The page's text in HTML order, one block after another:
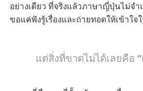
อย่างเดียว ที่จริงแล้วภาษาญี่ปุ่นไม่จำ
ขอแค่ฟังรู้เรื่องและถ่ายทอดให้เข้าใจ
แต่สิ่งที่ขาดไม่ได้เลยคือ